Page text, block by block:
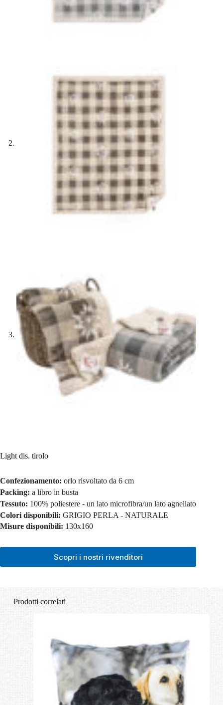
Light dis. tirolo
Confezionamento: orlo risvoltato da 6 cm
Packing: a libro in busta
Tessuto: 100% poliestere - un lato microfibra/un lato agnellato
Colori disponibili: GRIGIO PERLA - NATURALE
Misure disponibili: 130x160
Scopri i nostri rivenditori
Prodotti correlati